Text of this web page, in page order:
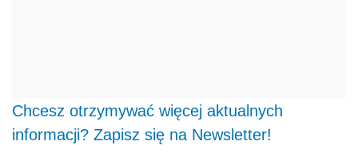
Chcesz otrzymywać więcej aktualnych
informacji? Zapisz się na Newsletter!